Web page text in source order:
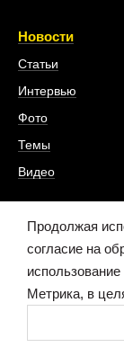
Новости
Статьи
Интервью
Фото
Темы
Видео
ИА «Время Н» в
Продолжая
согласие на
Метрика, в